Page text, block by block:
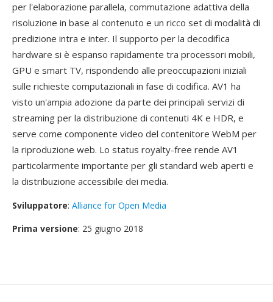
per l'elaborazione parallela, commutazione adattiva della
risoluzione in base al contenuto e un ricco set di modalità di
predizione intra e inter. Il supporto per la decodifica
hardware si è espanso rapidamente tra processori mobili,
GPU e smart TV, rispondendo alle preoccupazioni iniziali
sulle richieste computazionali in fase di codifica. AV1 ha
visto un'ampia adozione da parte dei principali servizi di
streaming per la distribuzione di contenuti 4K e HDR, e
serve come componente video del contenitore WebM per
la riproduzione web. Lo status royalty-free rende AV1
particolarmente importante per gli standard web aperti e
la distribuzione accessibile dei media.
Sviluppatore: Alliance for Open Media
Prima versione: 25 giugno 2018